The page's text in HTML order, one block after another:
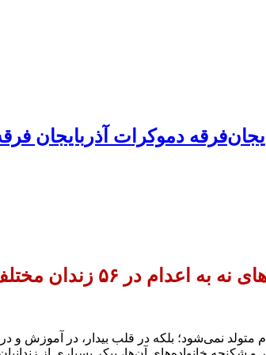
فرقه دموکرات آذربایجان
زندان مختلف در هفته صدوبیستم
نمی‌شود؛ بلکه در قلب بیدار، در آموزش و